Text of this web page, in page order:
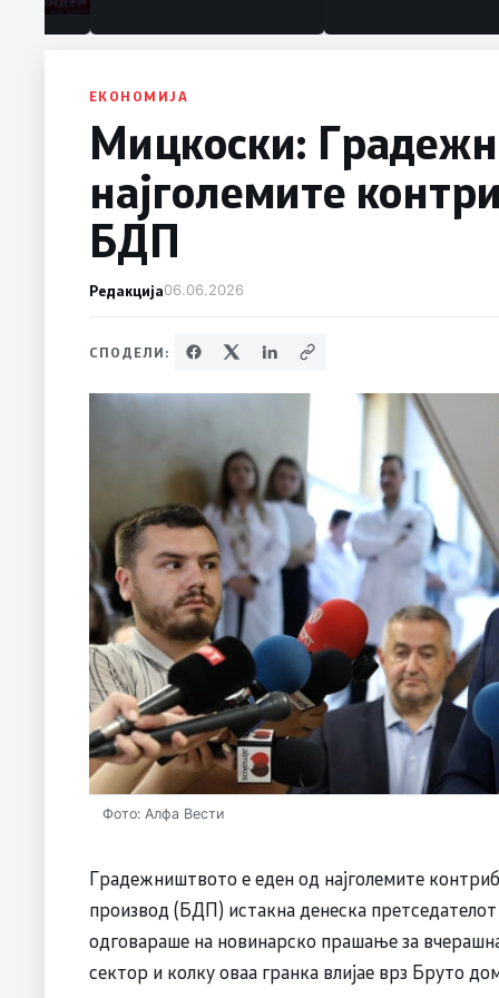
ЕКОНОМИЈА
Мицкоски:
најголемите
БДП
Редакција06.06.2026
СПОДЕЛИ:
Фото: Алфа Вести
Градежништвото е еден од најголемите
производ (БДП) истакна денеска
одговараше на новинарско прашање за
сектор и колку оваа гранка влијае врз Бруто